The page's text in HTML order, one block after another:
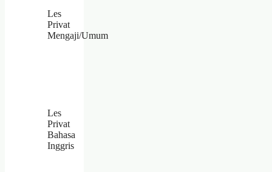
Les
Privat
Mengaji/Umum
Les
Privat
Bahasa
Inggris